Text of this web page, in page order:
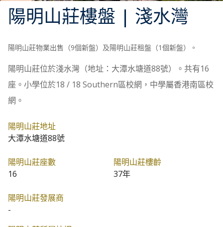
陽明山莊樓盤 | 淺水灣
陽明山莊物業出售（9個新盤）及陽明山莊租盤（1個新盤）。
陽明山莊位於淺水灣（地址：大潭水塘道88號）。共有16
座。小學位於18 / 18 Southern區校網，中學屬香港南區校
網。
陽明山莊地址
大潭水塘道88號
陽明山莊座數
16
陽明山莊樓齡
37年
陽明山莊發展商
-